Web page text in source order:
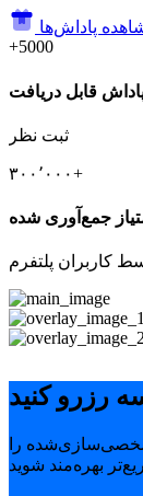
پاداش‌ها
+5000
قابل دریافت
ثبت نظر
۳۰۰٬۰۰۰+
جمع‌آوری شده
کاربران پلتفرم
رزرو کنید
شخصی‌سازی‌شده را
بهره‌مند شوید